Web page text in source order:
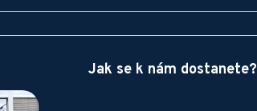
Jak se k nám dostanete?